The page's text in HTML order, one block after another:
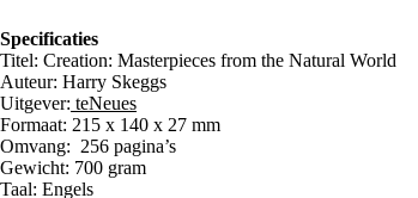
Specificaties
Titel: Creation: Masterpieces from the Natural World
Auteur: Harry Skeggs
Uitgever: teNeues
Formaat: 215 x 140 x 27 mm
Omvang: 256 pagina’s
Gewicht: 700 gram
Taal: Engels